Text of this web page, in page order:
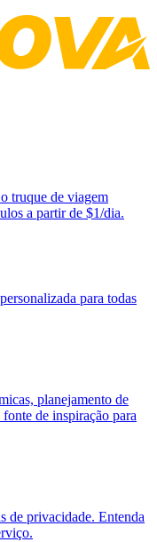
truque de viagem
a partir de $1/dia.
para todas
planejamento de
de inspiração para
de privacidade. Entenda